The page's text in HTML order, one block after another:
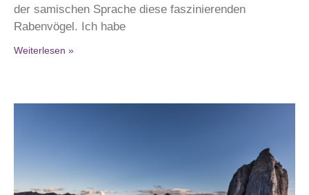
der samischen Sprache diese faszinierenden
Rabenvögel. Ich habe
Weiterlesen »